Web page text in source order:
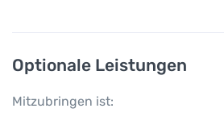
Optionale Leistungen
Mitzubringen ist: